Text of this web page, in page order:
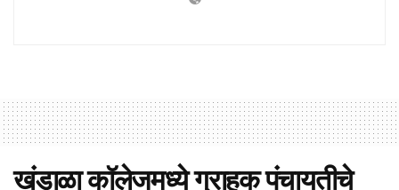
खंडाळा कॉलेजमध्ये ग्राहक पंचायतीचे